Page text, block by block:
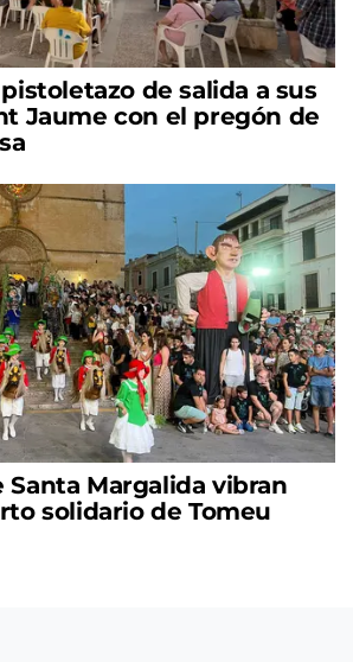
de salida a sus
Jaume con el pregón de
Santa Margalida vibran
solidario de Tomeu